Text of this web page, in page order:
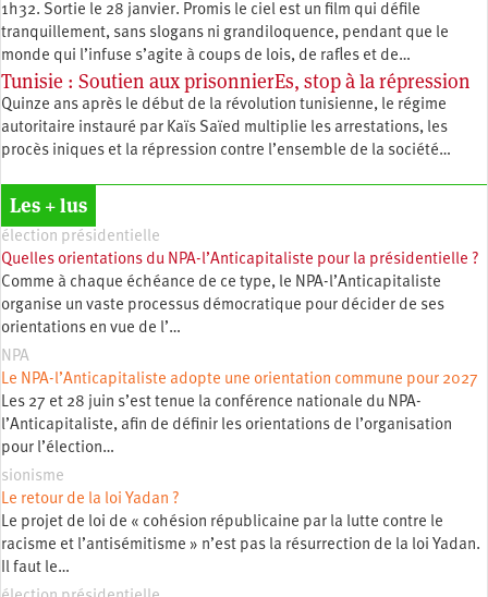
1h32. Sortie le 28 janvier. Promis le ciel est un film qui défile
tranquillement, sans slogans ni grandiloquence, pendant que le
monde qui l’infuse s’agite à coups de lois, de rafles et de…
Tunisie : Soutien aux prisonnierEs, stop à la répression
Quinze ans après le début de la révolution tunisienne, le régime
autoritaire instauré par Kaïs Saïed multiplie les arrestations, les
procès iniques et la répression contre l’ensemble de la société…
Les + lus
élection présidentielle
Quelles orientations du NPA-l’Anticapitaliste pour la présidentielle ?
Comme à chaque échéance de ce type, le NPA-l’Anticapitaliste
organise un vaste processus démocratique pour décider de ses
orientations en vue de l’…
NPA
Le NPA-l’Anticapitaliste adopte une orientation commune pour 2027
Les 27 et 28 juin s’est tenue la conférence nationale du NPA-
l’Anticapitaliste, afin de définir les orientations de l’organisation
pour l’élection…
sionisme
Le retour de la loi Yadan ?
Le projet de loi de « cohésion républicaine par la lutte contre le
racisme et l’antisémitisme » n’est pas la résurrection de la loi Yadan.
Il faut le…